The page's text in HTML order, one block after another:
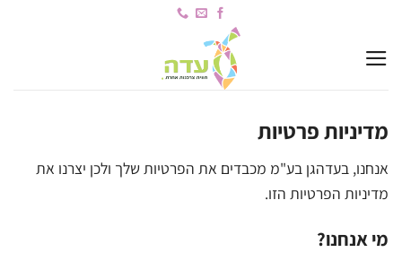
content
מדיניות פרטיות
אנחנו, בעדהגן בע"מ מכבדים את הפרטיות שלך ולכן יצרנו את
מדיניות הפרטיות הזו.
מי אנחנו?